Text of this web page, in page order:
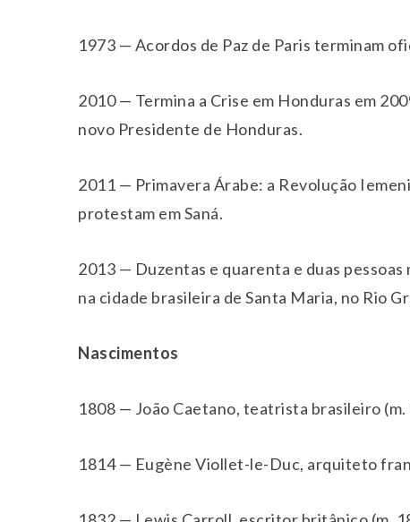
1973 — Acordos de Paz de Paris terminam
2010 — Termina a Crise em Honduras em
novo Presidente de Honduras.
2011 — Primavera Árabe: a Revolução
protestam em Saná.
2013 — Duzentas e quarenta e duas
na cidade brasileira de Santa Maria, no Rio
Nascimentos
1808 — João Caetano, teatrista brasileiro (m.
1814 — Eugène Viollet-le-Duc, arquiteto